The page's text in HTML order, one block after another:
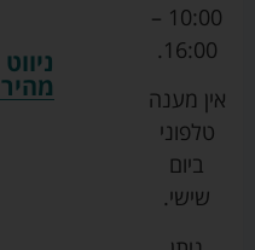
ניווט
מהיר
10:00 –
16:00.
אין מענה
טלפוני
ביום
שישי.